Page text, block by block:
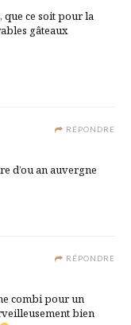
que ce soit pour la
gâteaux
RÉPONDRE
d’ou an auvergne
RÉPONDRE
combi pour un
bien